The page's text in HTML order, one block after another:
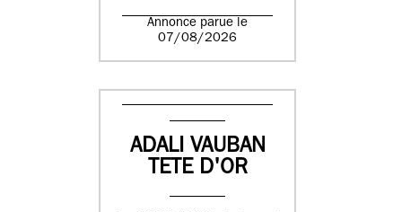
Annonce parue le
07/08/2026
ADALI VAUBAN
TETE D'OR